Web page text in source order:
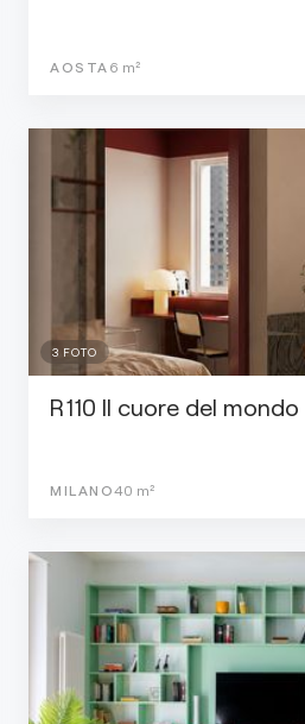
AOSTA 6 m²
3 FOTO
R110 Il cuore del mondo
MILANO40 m²